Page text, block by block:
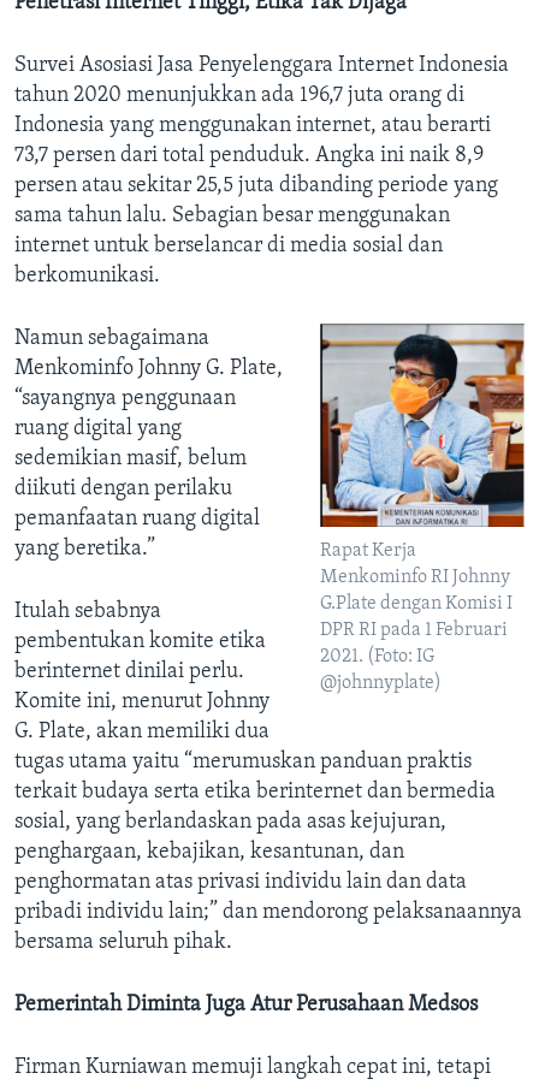
Survei Asosiasi Jasa Penyelenggara Internet Indonesia
tahun 2020 menunjukkan ada 196,7 juta orang di
Indonesia yang menggunakan internet, atau berarti
73,7 persen dari total penduduk. Angka ini naik 8,9
persen atau sekitar 25,5 juta dibanding periode yang
sama tahun lalu. Sebagian besar menggunakan
internet untuk berselancar di media sosial dan
berkomunikasi.
Rapat Kerja
Menkominfo RI Johnny
G.Plate dengan Komisi I
DPR RI pada 1 Februari
2021. (Foto: IG
@johnnyplate)
Namun sebagaimana
Menkominfo Johnny G. Plate,
“sayangnya penggunaan
ruang digital yang
sedemikian masif, belum
diikuti dengan perilaku
pemanfaatan ruang digital
yang beretika.”
Itulah sebabnya
pembentukan komite etika
berinternet dinilai perlu.
Komite ini, menurut Johnny
G. Plate, akan memiliki dua
tugas utama yaitu “merumuskan panduan praktis
terkait budaya serta etika berinternet dan bermedia
sosial, yang berlandaskan pada asas kejujuran,
penghargaan, kebajikan, kesantunan, dan
penghormatan atas privasi individu lain dan data
pribadi individu lain;” dan mendorong pelaksanaannya
bersama seluruh pihak.
Pemerintah Diminta Juga Atur Perusahaan Medsos
Firman Kurniawan memuji langkah cepat ini, tetapi